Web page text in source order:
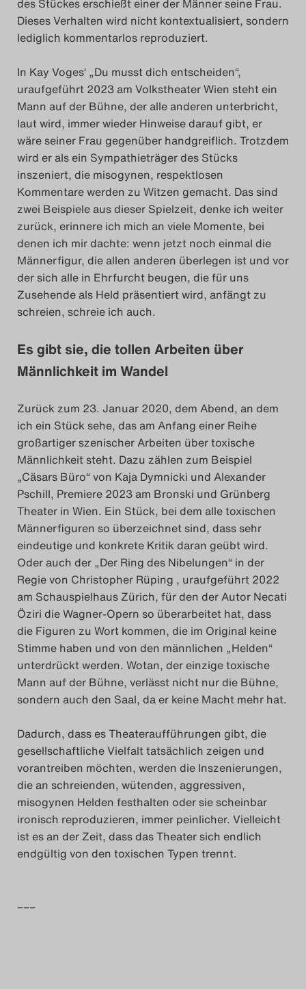
des Stückes erschießt einer der Männer seine Frau.
Dieses Verhalten wird nicht kontextualisiert, sondern
lediglich kommentarlos reproduziert.
In Kay Voges‘ „Du musst dich entscheiden“,
uraufgeführt 2023 am Volkstheater Wien steht ein
Mann auf der Bühne, der alle anderen unterbricht,
laut wird, immer wieder Hinweise darauf gibt, er
wäre seiner Frau gegenüber handgreiflich. Trotzdem
wird er als ein Sympathieträger des Stücks
inszeniert, die misogynen, respektlosen
Kommentare werden zu Witzen gemacht. Das sind
zwei Beispiele aus dieser Spielzeit, denke ich weiter
zurück, erinnere ich mich an viele Momente, bei
denen ich mir dachte: wenn jetzt noch einmal die
Männerfigur, die allen anderen überlegen ist und vor
der sich alle in Ehrfurcht beugen, die für uns
Zusehende als Held präsentiert wird, anfängt zu
schreien, schreie ich auch.
Es gibt sie, die tollen Arbeiten über
Männlichkeit im Wandel
Zurück zum 23. Januar 2020, dem Abend, an dem
ich ein Stück sehe, das am Anfang einer Reihe
großartiger szenischer Arbeiten über toxische
Männlichkeit steht. Dazu zählen zum Beispiel
„Cäsars Büro“ von Kaja Dymnicki und Alexander
Pschill, Premiere 2023 am Bronski und Grünberg
Theater in Wien. Ein Stück, bei dem alle toxischen
Männerfiguren so überzeichnet sind, dass sehr
eindeutige und konkrete Kritik daran geübt wird.
Oder auch der „Der Ring des Nibelungen“ in der
Regie von Christopher Rüping , uraufgeführt 2022
am Schauspielhaus Zürich, für den der Autor Necati
Öziri die Wagner-Opern so überarbeitet hat, dass
die Figuren zu Wort kommen, die im Original keine
Stimme haben und von den männlichen „Helden“
unterdrückt werden. Wotan, der einzige toxische
Mann auf der Bühne, verlässt nicht nur die Bühne,
sondern auch den Saal, da er keine Macht mehr hat.
Dadurch, dass es Theateraufführungen gibt, die
gesellschaftliche Vielfalt tatsächlich zeigen und
vorantreiben möchten, werden die Inszenierungen,
die an schreienden, wütenden, aggressiven,
misogynen Helden festhalten oder sie scheinbar
ironisch reproduzieren, immer peinlicher. Vielleicht
ist es an der Zeit, dass das Theater sich endlich
endgültig von den toxischen Typen trennt.
–––